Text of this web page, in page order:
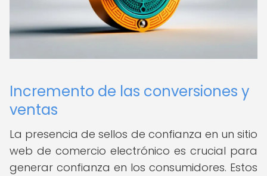
Incremento de las conversiones y
ventas
La presencia de sellos de confianza en un sitio
web de comercio electrónico es crucial para
generar confianza en los consumidores. Estos